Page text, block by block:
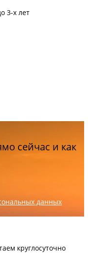
3-х лет
сейчас и как
данных
круглосуточно